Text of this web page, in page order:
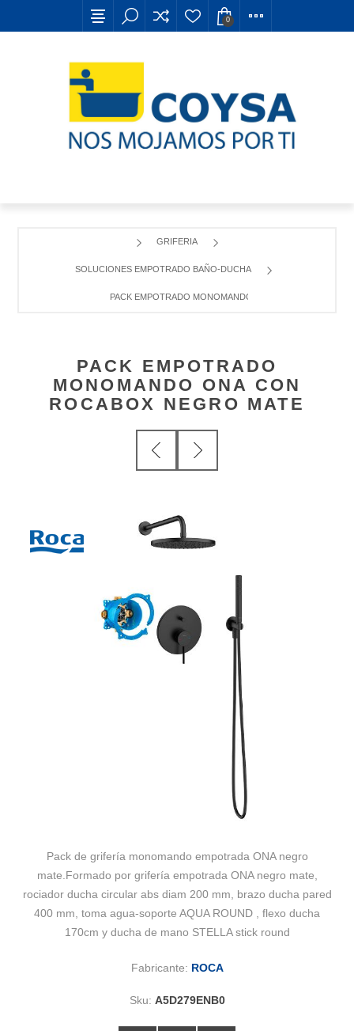
0
GRIFERIA
SOLUCIONES EMPOTRADO BAÑO-DUCHA
PACK EMPOTRADO MONOMANDO ONA CON ROCABOX
PACK EMPOTRADO
MONOMANDO ONA CON
ROCABOX NEGRO MATE
Pack de grifería monomando empotrada ONA negro
mate.Formado por grifería empotrada ONA negro mate,
rociador ducha circular abs diam 200 mm, brazo ducha pared
400 mm, toma agua-soporte AQUA ROUND , flexo ducha
170cm y ducha de mano STELLA stick round
Fabricante: ROCA
Sku: A5D279ENB0